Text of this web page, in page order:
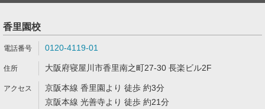
香里園校
0120-4119-01
大阪府寝屋川市香里南之町27-30 長楽ビル2F
京阪本線 香里園より 徒歩 約3分
京阪本線 光善寺より 徒歩 約21分